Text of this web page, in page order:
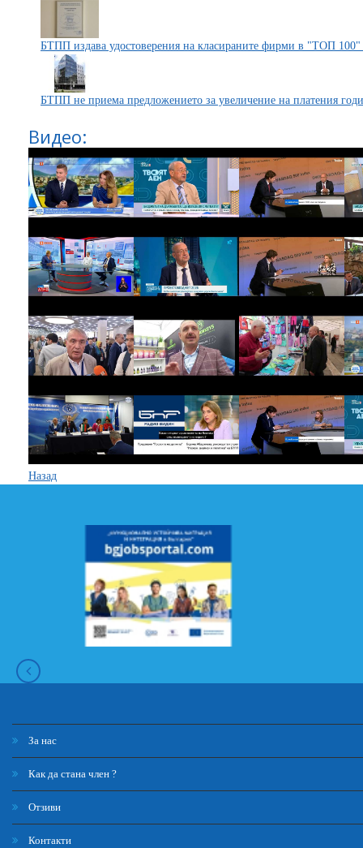
БТПП издава удостоверения на класираните фирми в "ТОП
БТПП не приема предложението за увеличение на платения
Видео:
Назад
За нас
Как да стана член ?
Отзиви
Контакти